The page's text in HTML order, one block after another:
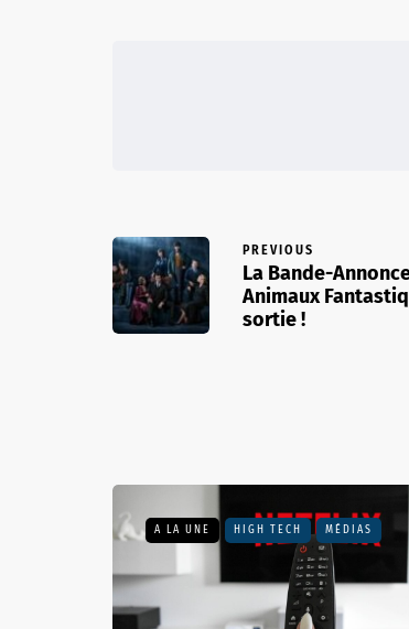
PREVIOUS
La Bande-
Animaux
sortie !
A LA UNE HIGH TECH MÉDIAS